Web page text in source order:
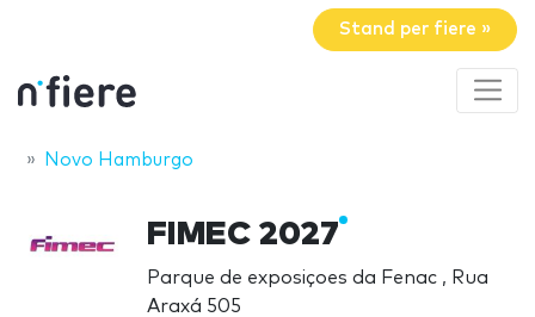
Stand per fiere »
Novo Hamburgo
FIMEC 2027
Parque de exposiçoes da Fenac , Rua
Araxá 505